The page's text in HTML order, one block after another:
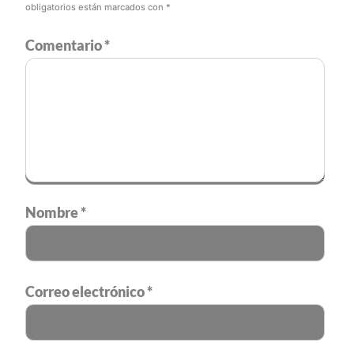
obligatorios están marcados con *
Comentario*
Nombre*
Correo electrónico*